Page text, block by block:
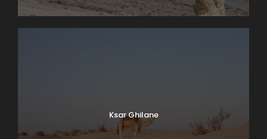
Ksar Ghilane